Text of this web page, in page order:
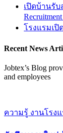
เปิดบ้านรับ
โรงแรมเปิ
Recent News
Jobtex’s Blog
and employees
ความรู้ งานโรง